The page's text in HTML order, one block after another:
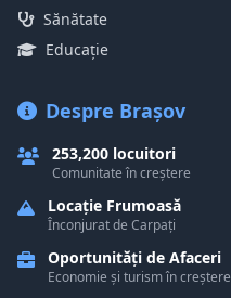
Sănătate
Educație
Despre Brașov
253,200 locuitori
Comunitate în creștere
Locație Frumoasă
Înconjurat de Carpați
Oportunități de Afaceri
Economie și turism în creștere